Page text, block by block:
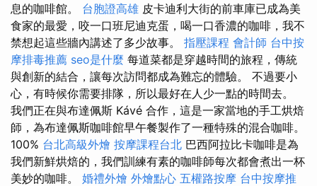
息的咖啡館。 台胞證高雄 皮卡迪利大街的前車庫已成為美
食家的最愛，咬一口班尼迪克蛋，喝一口香濃的咖啡，我不
禁想起這些牆內講述了多少故事。 指壓課程 會計師 台中按
摩排毒推薦 seo是什麼 每道菜都是穿越時間的旅程，傳統
與創新的結合，讓每次訪問都成為難忘的體驗。 不過要小
心，有時候你需要排隊，所以最好在人少一點的時間去。
我們正在與布達佩斯 Kávé 合作，這是一家當地的手工烘焙
師，為布達佩斯咖啡館早午餐製作了一種特殊的混合咖啡。
100% 台北高級外燴 按摩課程台北 巴西阿拉比卡咖啡是為
我們新鮮烘焙的，我們訓練有素的咖啡師每次都會煮出一杯
美妙的咖啡。 婚禮外燴 外燴點心 五權路按摩 台中按摩推